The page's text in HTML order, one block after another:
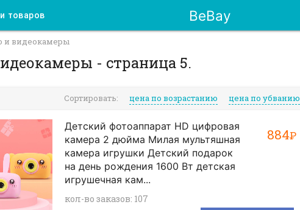
товаров BeBay
и видеокамеры
- страница 5.
Сортировать: цена по возрастанию цена по убванию
Детский фотоаппарат HD цифровая
камера 2 дюйма Милая мультяшная
камера игрушки Детский подарок
на день рождения 1600 Вт детская
игрушечная кам...
кол-во заказов: 107
884Р